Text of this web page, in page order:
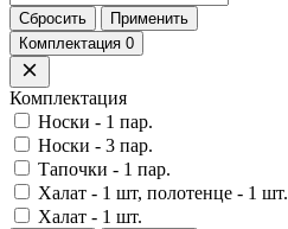
Сбросить
Применить
Комплектация 0
Комплектация
Носки - 1 пар.
Носки - 3 пар.
Тапочки - 1 пар.
Халат - 1 шт, полотенце - 1 шт.
Халат - 1 шт.